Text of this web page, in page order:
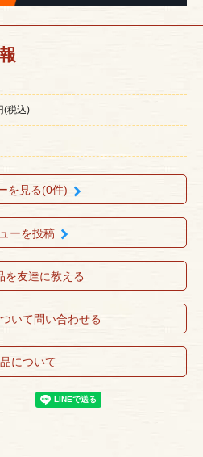
(税込)
を見る(0件)
ーを投稿
を友達に教える
いて問い合わせる
について